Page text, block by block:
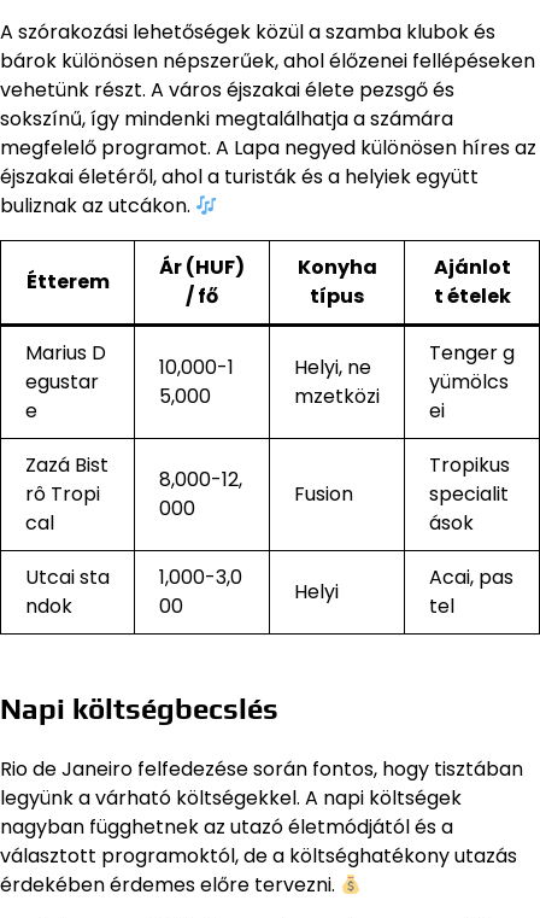
A szórakozási lehetőségek közül a szamba klubok és
bárok különösen népszerűek, ahol élőzenei fellépéseken
vehetünk részt. A város éjszakai élete pezsgő és
sokszínű, így mindenki megtalálhatja a számára
megfelelő programot. A Lapa negyed különösen híres az
éjszakai életéről, ahol a turisták és a helyiek együtt
buliznak az utcákon.
Étterem
Ár (HUF)
/ fő
Konyha
típus
Ajánlot
t ételek
Marius D
egustar
e
10,000-1
5,000
Helyi, ne
mzetközi
Tenger g
yümölcs
ei
Zazá Bist
rô Tropi
cal
8,000-12,
000
Fusion
Tropikus
specialit
ások
Utcai sta
ndok
1,000-3,0
00
Helyi
Acai, pas
tel
Napi költségbecslés
Rio de Janeiro felfedezése során fontos, hogy tisztában
legyünk a várható költségekkel. A napi költségek
nagyban függhetnek az utazó életmódjától és a
választott programoktól, de a költséghatékony utazás
érdekében érdemes előre tervezni.